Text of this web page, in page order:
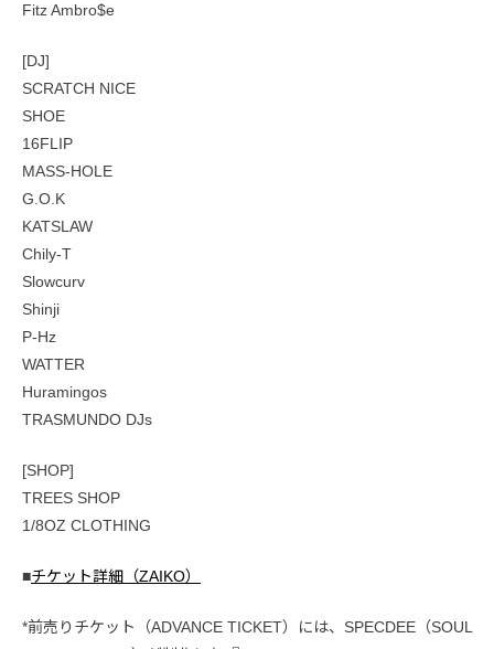
Fitz Ambro$e
[DJ]
SCRATCH NICE
SHOE
16FLIP
MASS-HOLE
G.O.K
KATSLAW
Chily-T
Slowcurv
Shinji
P-Hz
WATTER
Huramingos
TRASMUNDO DJs
[SHOP]
TREES SHOP
1/8OZ CLOTHING
■チケット詳細（ZAIKO）
*前売りチケット（ADVANCE TICKET）には、SPECDEE（SOUL